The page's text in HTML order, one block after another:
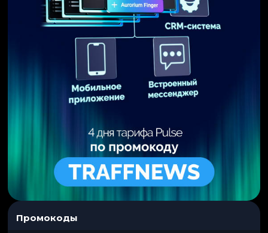
Промокоды